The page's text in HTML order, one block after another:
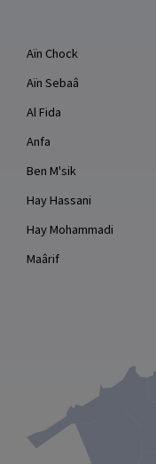
Aïn Chock
Aïn Sebaâ
Al Fida
Anfa
Ben M'sik
Hay Hassani
Hay Mohammadi
Maârif